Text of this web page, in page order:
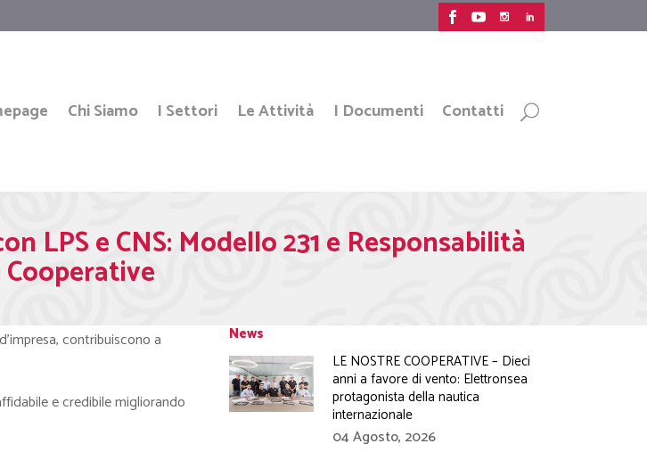
Chi Siamo I Settori Le Attività I Documenti Contatti
LPS e CNS: Modello 231 e Responsabilità
contribuiscono a
e credibile migliorando
News
LE NOSTRE COOPERATIVE – Dieci
anni a favore di vento: Elettronsea
protagonista della nautica
internazionale
04 Agosto, 2026